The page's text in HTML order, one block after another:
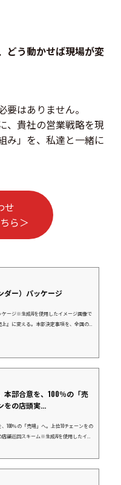
どう動かせば現場が変
はありません。
、貴社の営業戦略を現
み」を、私達と一緒に
せ
ら＞
ダー）パッケージ
ージ※生成AIを使用したイメージ画像で
』に変える。本部決定事項を、全国の現
れず眠っている」データ上の導入率が10
本部合意を、100％の「売
をの店頭実...
100％の「売場」へ。上位10チェーンをの
舗巡回スキーム※生成AIを使用したイメ
ンスロス）に繋がっています。 店舗数